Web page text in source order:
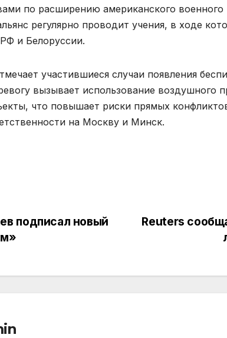
по расширению американского
регулярно проводит учения, в ходе
и Белоруссии.
участившиеся случаи появления
вызывает использование воздушного
что повышает риски прямых
на Москву и Минск.
Reuters
подписал новый